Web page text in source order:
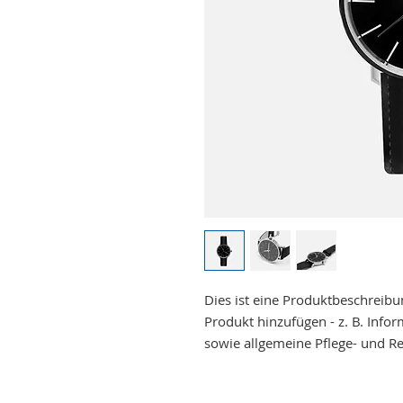
Dies ist eine
Produkt hinzufügen - z. B.
sowie allgemeine Pflege- und